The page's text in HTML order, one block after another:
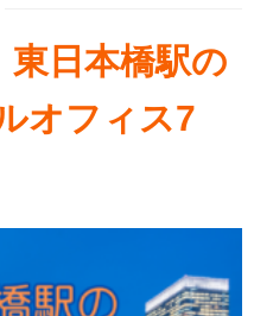
東日本橋駅の
オフィス7